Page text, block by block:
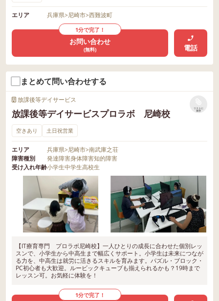
エリア 兵庫県>尼崎市>西難波町
1分で完了！
お問い合わせ
(無料) 電話
まとめて問い合わせする
放課後等デイサービス
放課後等デイサービスプロラボ 尼崎校
リストに
保存
空きあり 土日祝営業
エリア 兵庫県>尼崎市>南武庫之荘
障害種別
発達障害身体障害知的障害
受け入れ年齢小学生中学生高校生
【IT療育専門 プロラボ尼崎校】一人ひとりの成長に合わせた個別レッ
スンで、小学生から中高生まで幅広くサポート。小学生は未来につなが
る力を、中高生は就労に活きるスキルを育みます。パズル・ブロック・
PC初心者も大歓迎。ルービックキューブも揃えられるかも？19時まで
レッスン可。お気軽に体験を！
1分で完了！